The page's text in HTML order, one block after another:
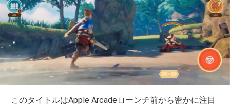
このタイトルはApple Arcadeローンチ前から密かに注目